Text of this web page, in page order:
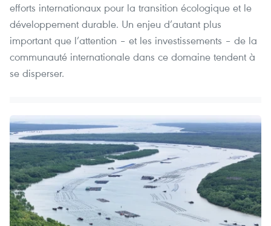
efforts internationaux pour la transition écologique et le
développement durable. Un enjeu d’autant plus
important que l’attention – et les investissements – de la
communauté internationale dans ce domaine tendent à
se disperser.